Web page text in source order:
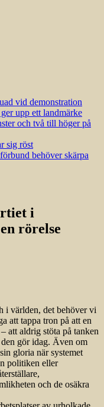
vid demonstration
upp ett landmärke
och två till höger på
sig röst
behöver skärpa
i
rörelse
i världen, det behöver vi
att tappa tron på att en
att aldrig stöta på tanken
den gör idag. Även om
gloria när systemet
politiken eller
och de osäkra